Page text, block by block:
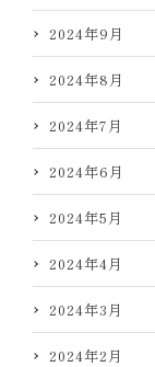
2024年9月
2024年8月
2024年7月
2024年6月
2024年5月
2024年4月
2024年3月
2024年2月